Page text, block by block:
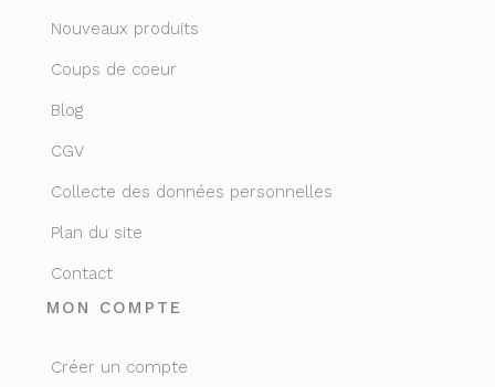
Nouveaux produits
Coups de coeur
Blog
CGV
Collecte des données personnelles
Plan du site
Contact
MON COMPTE
Créer un compte